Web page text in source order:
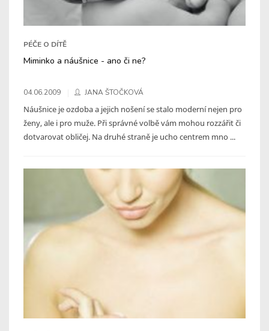
PÉČE O DÍTĚ
Miminko a náušnice - ano či ne?
04.06.2009 JANA ŠTOČKOVÁ
Náušnice je ozdoba a jejich nošení se stalo moderní nejen pro
ženy, ale i pro muže. Při správné volbě vám mohou rozzářit či
dotvarovat obličej. Na druhé straně je ucho centrem mno ...